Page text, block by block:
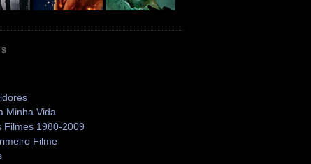
Minha Vida
Filmes 1980-2009
Filme